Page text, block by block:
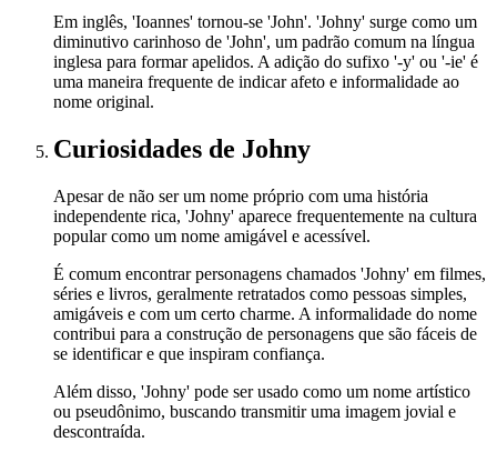
Em inglês, 'Ioannes' tornou-se 'John'. 'Johny' surge como um
diminutivo carinhoso de 'John', um padrão comum na língua
inglesa para formar apelidos. A adição do sufixo '-y' ou '-ie' é
uma maneira frequente de indicar afeto e informalidade ao
nome original.
Curiosidades de Johny
Apesar de não ser um nome próprio com uma história
independente rica, 'Johny' aparece frequentemente na cultura
popular como um nome amigável e acessível.
É comum encontrar personagens chamados 'Johny' em filmes,
séries e livros, geralmente retratados como pessoas simples,
amigáveis e com um certo charme. A informalidade do nome
contribui para a construção de personagens que são fáceis de
se identificar e que inspiram confiança.
Além disso, 'Johny' pode ser usado como um nome artístico
ou pseudônimo, buscando transmitir uma imagem jovial e
descontraída.